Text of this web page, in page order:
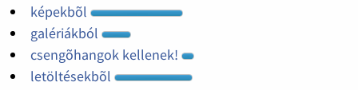
képekbõl
galériákból
csengõhangok kellenek!
letöltésekbõl